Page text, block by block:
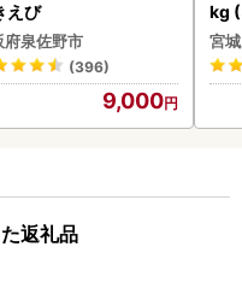
えび
府泉佐野市
(396)
9,000
kg
宮
返礼品